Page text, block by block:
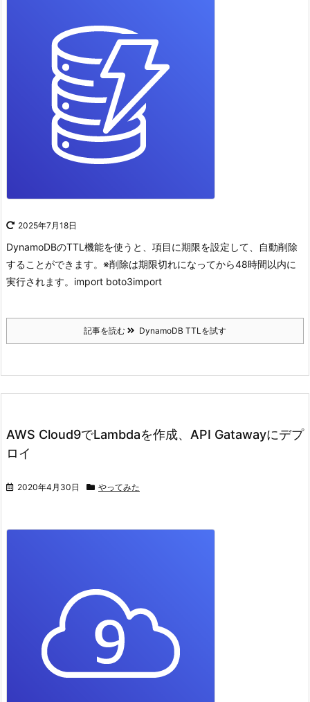
2025年7月18日
DynamoDBのTTL機能を使うと、項目に期限を設定して、自動削除
することができます。 ※削除は期限切れになってから48時間以内に
実行されます。 import boto3import
記事を読む DynamoDB TTLを試す
AWS Cloud9でLambdaを作成、API Gatawayにデプ
ロイ
2020年4月30日 やってみた